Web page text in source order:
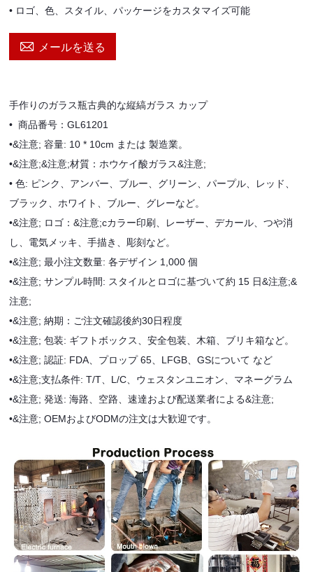
• ロゴ、色、スタイル、パッケージをカスタマイズ可能
 メールを送る
手作りのガラス瓶古典的な縦縞ガラス カップ
• 商品番号：GL61201
•&注意; 容量: 10 * 10cm または 製造業。
•&注意;&注意;材質：ホウケイ酸ガラス&注意;
• 色: ピンク、アンバー、ブルー、グリーン、パープル、レッド、
ブラック、ホワイト、ブルー、グレーなど。
•&注意; ロゴ：&注意;cカラー印刷、レーザー、デカール、つや消
し、電気メッキ、手描き、彫刻など。
•&注意; 最小注文数量: 各デザイン 1,000 個
•&注意; サンプル時間: スタイルとロゴに基づいて約 15 日&注意;&
注意;
•&注意; 納期：ご注文確認後約30日程度
•&注意; 包装: ギフトボックス、安全包装、木箱、ブリキ箱など。
•&注意; 認証: FDA、プロップ 65、LFGB、GSについて など
•&注意;支払条件: T/T、L/C、ウェスタンユニオン、マネーグラム
•&注意; 発送: 海路、空路、速達および配送業者による&注意;
•&注意; OEMおよびODMの注文は大歓迎です。